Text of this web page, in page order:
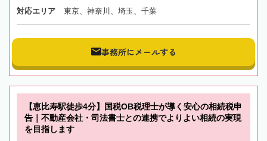
対応エリア 東京、神奈川、埼玉、千葉
事務所にメールする
【恵比寿駅徒歩4分】国税OB税理士が導く安心の相続税申
告｜不動産会社・司法書士との連携でよりよい相続の実現
を目指します